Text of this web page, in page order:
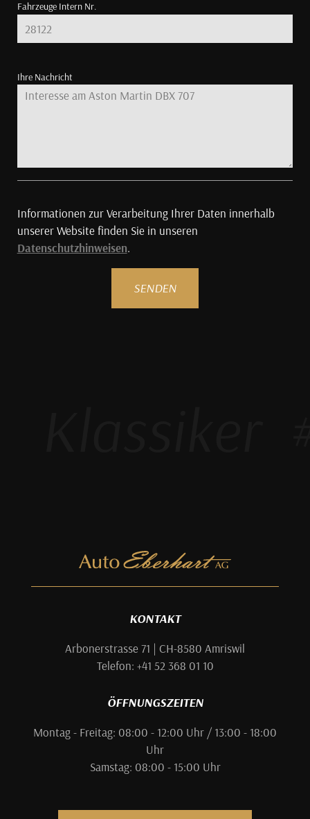
Fahrzeuge Intern Nr.
Ihre Nachricht
Informationen zur Verarbeitung Ihrer Daten innerhalb
unserer Website finden Sie in unseren
Datenschutzhinweisen.
SENDEN
KONTAKT
Arbonerstrasse 71 | CH-8580 Amriswil
Telefon: +41 52 368 01 10
ÖFFNUNGSZEITEN
Montag - Freitag: 08:00 - 12:00 Uhr / 13:00 - 18:00
Uhr
Samstag: 08:00 - 15:00 Uhr